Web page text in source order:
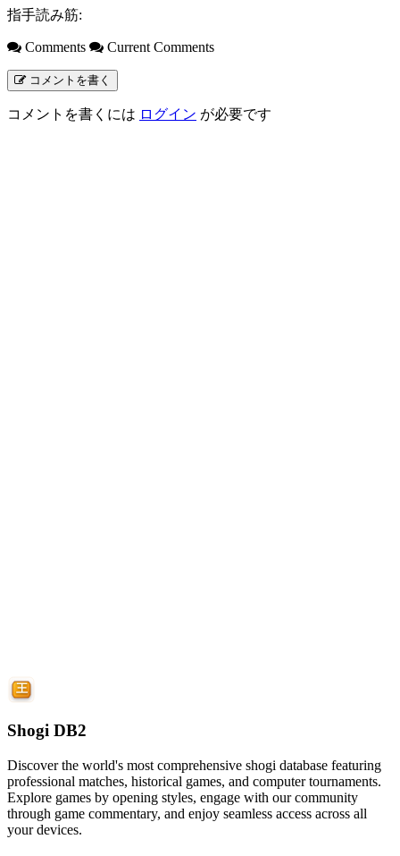
指手読み筋:
Comments Current Comments
コメントを書く
コメントを書くには ログイン が必要です
Shogi DB2
Discover the world's most comprehensive shogi database featuring
professional matches, historical games, and computer tournaments.
Explore games by opening styles, engage with our community
through game commentary, and enjoy seamless access across all
your devices.